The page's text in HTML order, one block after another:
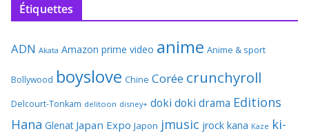
Étiquettes
ADN Akata Amazon prime video anime Anime & sport
Bollywood boyslove Chine Corée crunchyroll
Delcourt-Tonkam delitoon disney+ doki doki drama Editions
Hana Glenat Japan Expo Japon jmusic jrock kana Kaze ki-